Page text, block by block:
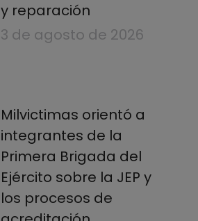
y reparación
3 de agosto de 2026
Milvictimas orientó a
integrantes de la
Primera Brigada del
Ejército sobre la JEP y
los procesos de